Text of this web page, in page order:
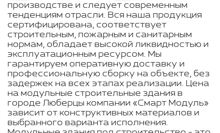
производстве и следует современным
тенденциям отрасли. Вся наша продукция
сертифицирована, соответствует
строительным, пожарным и санитарным
нормам, обладает высокой ликвидностью и
эксплуатационным ресурсом. Мы
гарантируем оперативную доставку и
профессиональную сборку на объекте, без
задержек на всех этапах реализации. Цена
на модульные строительные здания в
городе Люберцы компании «Смарт Модуль»
зависит от конструктивных материалов и
выбранного варианта исполнения.